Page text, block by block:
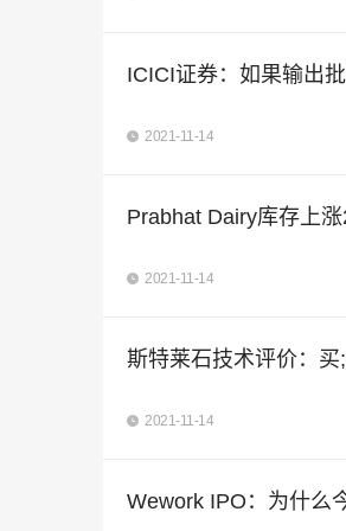
ICICI证券：如果输出
2021-11-14
Prabhat Dairy库存上
2021-11-14
斯特莱石技术评价：
2021-11-14
Wework IPO：为什么